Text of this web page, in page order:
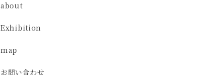
about
Exhibition
map
お問い合わせ